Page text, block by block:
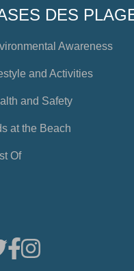
DES
Awareness
and Activities
and Safety
at the Beach
Of